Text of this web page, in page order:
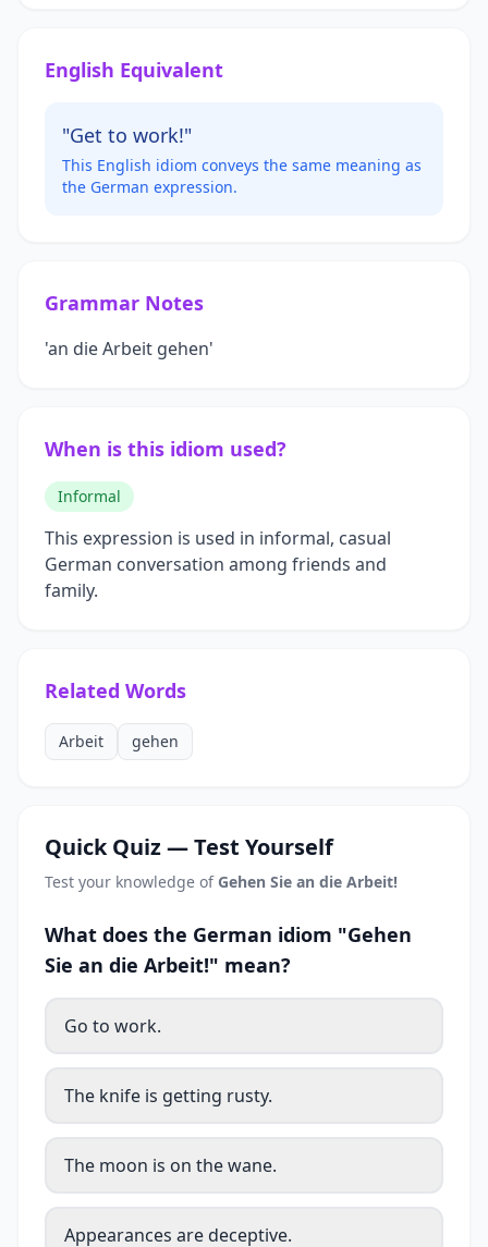
English Equivalent
"Get to work!"
This English idiom conveys the same meaning as
the German expression.
Grammar Notes
'an die Arbeit gehen'
When is this idiom used?
Informal
This expression is used in informal, casual
German conversation among friends and
family.
Related Words
Arbeit gehen
Quick Quiz — Test Yourself
Test your knowledge of Gehen Sie an die Arbeit!
What does the German idiom "Gehen
Sie an die Arbeit!" mean?
Go to work.
The knife is getting rusty.
The moon is on the wane.
Appearances are deceptive.